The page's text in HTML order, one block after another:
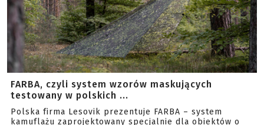
FARBA, czyli system wzorów maskujących
testowany w polskich ...
Polska firma Lesovik prezentuje FARBA – system
kamuflażu zaprojektowany specjalnie dla obiektów o